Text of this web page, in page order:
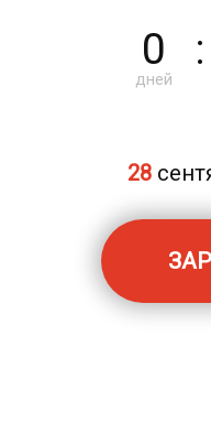
28
0
дней
: